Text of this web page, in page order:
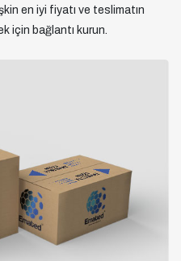
en iyi fiyatı ve teslimatın
için bağlantı kurun.